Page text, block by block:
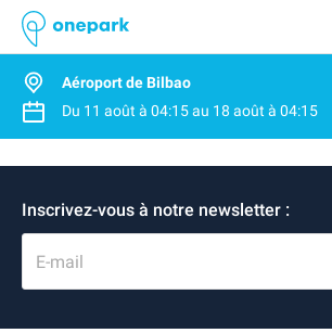
Aéroport de Bilbao
Du 11 août à 04:15au 18 août à 04:15
Inscrivez-vous à notre newsletter :
E-mail